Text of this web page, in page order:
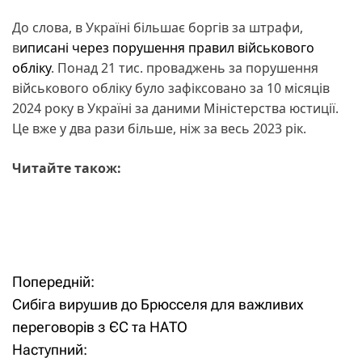
До слова, в Україні більшає боргів за штрафи,
виписані через порушення правил військового
обліку. Понад 21 тис. проваджень за порушення
військового обліку було зафіксовано за 10 місяців
2024 року в Україні за даними Міністерства юстиції.
Це вже у два рази більше, ніж за весь 2023 рік.
Читайте також:
Н
а
в
Попередній:
Сибіга вирушив до Брюсселя для важливих
переговорів з ЄС та НАТО
Наступний: